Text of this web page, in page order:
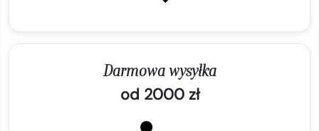
Darmowa wysyłka
od 2000 zł